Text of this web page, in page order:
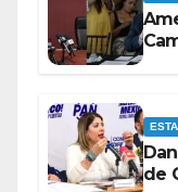
de